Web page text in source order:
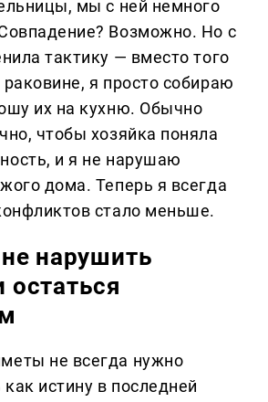
мы с ней немного
Возможно. Но с
тактику — вместо того
я просто собираю
их на кухню. Обычно
чтобы хозяйка поняла
и я не нарушаю
дома. Теперь я всегда
стало меньше.
нарушить
остаться
не всегда нужно
истину в последней